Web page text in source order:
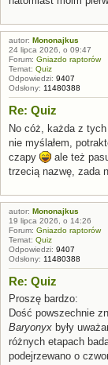
autor: Mononajkus
24 lipca 2026, o 09:47
Forum: Gniazdo raptorów
Temat: Quiz
Odpowiedzi: 9407
Odsłony: 11480388
Re: Quiz
No cóż, każda z
nie myślałem,
czapy
ale też
trzecią nazwę, zada
autor: Mononajkus
19 lipca 2026, o 14:26
Forum: Gniazdo raptorów
Temat: Quiz
Odpowiedzi: 9407
Odsłony: 11480388
Re: Quiz
Proszę bardzo:
Dość powszechnie
Baryonyx były
różnych etapach
podejrzewano o